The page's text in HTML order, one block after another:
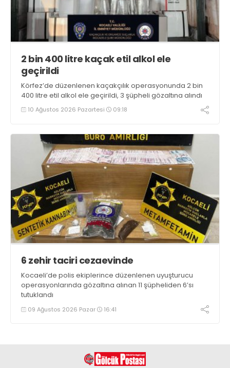
2 bin 400 litre kaçak etil alkol ele
geçirildi
Körfez’de düzenlenen kaçakçılık operasyonunda 2 bin
400 litre etil alkol ele geçirildi, 3 şüpheli gözaltına alındı
10 Ağustos 2026 Pazartesi 09:18
6 zehir taciri cezaevinde
Kocaeli’de polis ekiplerince düzenlenen uyuşturucu
operasyonlarında gözaltına alınan 11 şüpheliden 6’sı
tutuklandı
09 Ağustos 2026 Pazar 16:41